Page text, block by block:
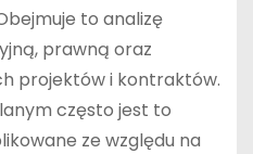
to analizę
prawną oraz
projektów i kontraktów.
często jest to
ze względu na